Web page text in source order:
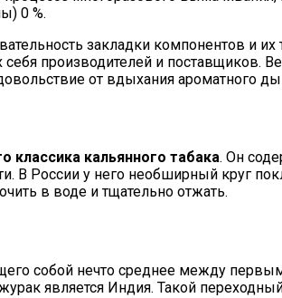
0 %.
закладки компонентов и
производителей и поставщиков.
от вдыхания ароматного
классика кальянного табака. Он
В России у него необширный круг
в воде и тщательно отжать.
собой нечто среднее между
является Индия. Такой